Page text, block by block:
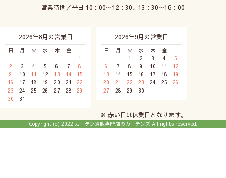
営業時間／平日 10：00〜12：30、13：30〜16：00
2026年8月の営業日
日 月 火 水 木 金
土
1
2
3 4 5 6 7
8
9
10 11 12 13 14
15
16
17 18 19 20 21
22
23
24 25 26 27 28
29
30
31
2026年9月の営業日
日 月 火 水 木 金
土
1
2 3 4
5
6
7 8 9 10 11
12
13
14 15 16 17 18
19
20
21 22 23 24 25
26
27
28 29 30
※ 赤い日は休業日となります。
Copyright (c) 2022 カーテン通販専門店のカーテンズ All rights reserved.